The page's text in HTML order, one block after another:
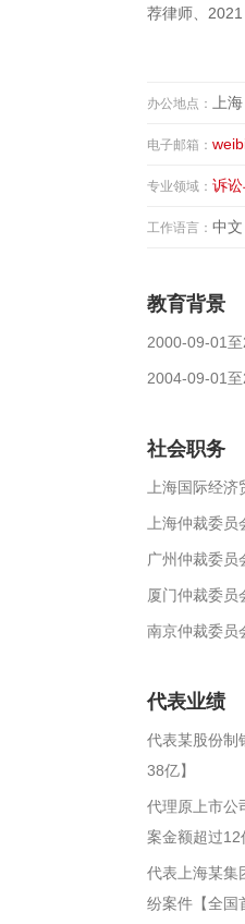
荐律师、
办公地点： 上海
电子邮箱：
专业领域： 诉
工作语言： 中文
教育背景
2000-09-01
2004-09-01
社会职务
上海国际经
上海仲裁委员
广州仲裁委员
厦门仲裁委员
南京仲裁委员
代表业绩
代表某股份制
38亿】
代理原上市公
案金额超过12
代表上海某集
纷案件【全国